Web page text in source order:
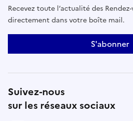
Recevez toute l’actualité des
directement dans votre boîte mail.
S'abonner
Suivez-nous
sur les réseaux sociaux